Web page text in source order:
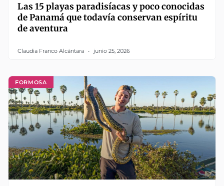
Las 15 playas paradisíacas y poco conocidas
de Panamá que todavía conservan espíritu
de aventura
Claudia Franco Alcántara junio 25, 2026
FORMOSA